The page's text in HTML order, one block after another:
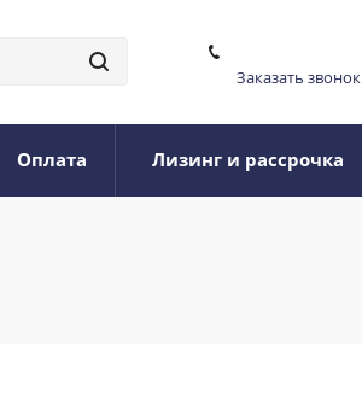
Заказать звонок
Оплата Лизинг и рассрочка